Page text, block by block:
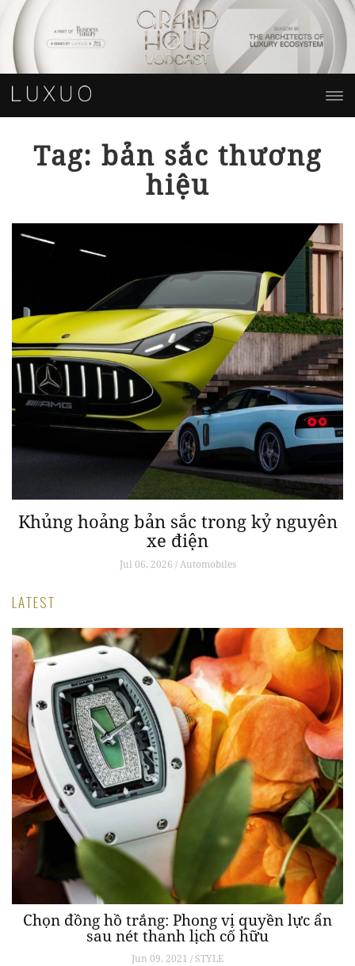
Tag: bản sắc thương
hiệu
Khủng hoảng bản sắc trong kỷ nguyên
xe điện
Jul 06, 2026 / Automobiles
LATEST
Chọn đồng hồ trắng: Phong vị quyền lực ẩn
sau nét thanh lịch cố hữu
Jun 09, 2021 / STYLE